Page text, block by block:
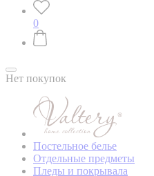
0
Нет покупок
Постельное белье
Отдельные предметы
Пледы и покрывала